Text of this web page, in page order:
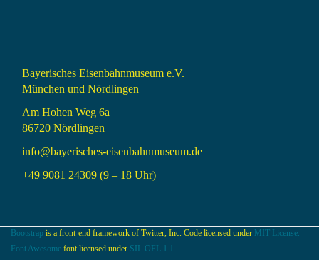
Bayerisches Eisenbahnmuseum e.V.
München und Nördlingen
Am Hohen Weg 6a
86720 Nördlingen
info@bayerisches-eisenbahnmuseum.de
+49 9081 24309 (9 – 18 Uhr)
Bootstrap is a front-end framework of Twitter, Inc. Code licensed under MIT License.
Font Awesome font licensed under SIL OFL 1.1 .